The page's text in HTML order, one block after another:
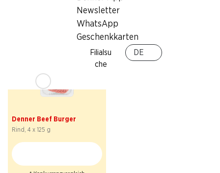
Newsletter
WhatsApp
Geschenkkarten
Filialsu
che
DE
* Konkurrenzvergleich
Denner Beef Burger
Rind, 4 x 125 g